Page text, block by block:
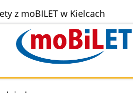
z moBILET w Kielcach